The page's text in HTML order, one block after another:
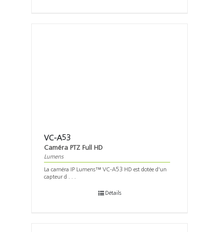
VC-A53
Caméra PTZ Full HD
Lumens
La caméra IP Lumens™ VC-A53 HD est dotée d'un
capteur d . . .
Détails